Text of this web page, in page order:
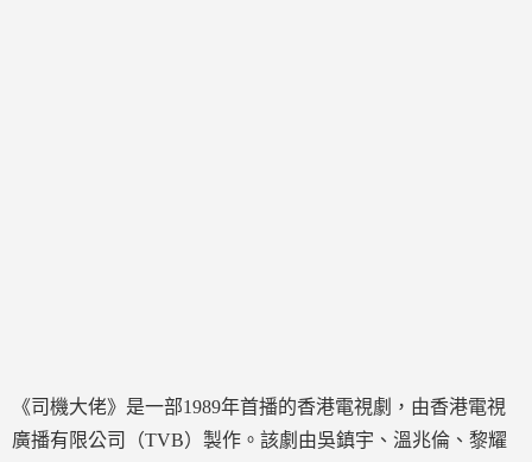
《司機大佬》是一部1989年首播的香港電視劇，由香港電視
廣播有限公司（TVB）製作。該劇由吳鎮宇、溫兆倫、黎耀